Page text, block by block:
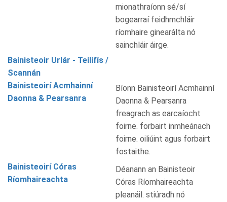
mionathraíonn sé/sí
bogearraí feidhmchláir
ríomhaire ginearálta nó
sainchláir áirge.
Bainisteoir Urlár - Teilifís /
Scannán
Bainisteoirí Acmhainní
Daonna & Pearsanra
Bíonn Bainisteoirí Acmhainní
Daonna & Pearsanra
freagrach as earcaíocht
foirne. forbairt inmheánach
foirne. oiliúint agus forbairt
fostaithe.
Bainisteoirí Córas
Ríomhaireachta
Déanann an Bainisteoir
Córas Ríomhaireachta
pleanáil. stiúradh nó